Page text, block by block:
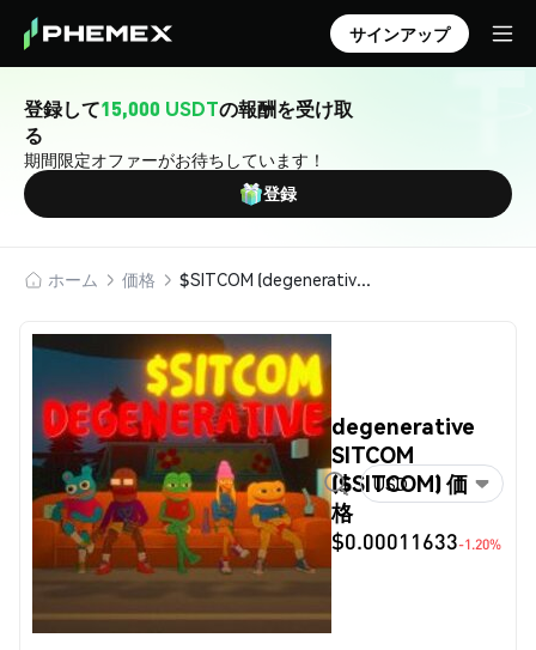
サインアップ
登録して15,000 USDTの報酬を受け取
る
期間限定オファーがお待ちしています！
登録
ホーム 価格 $SITCOM (degenerative SITCOM)
degenerative
SITCOM
($SITCOM) 価
格
$0.00011633-1.20%
USD